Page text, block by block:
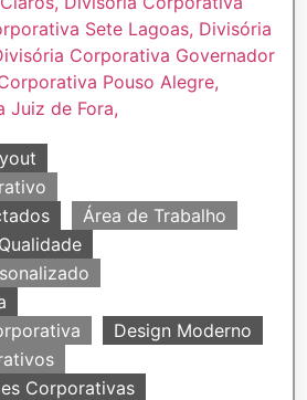
Área de Trabalho
Design Moderno
Corporativas